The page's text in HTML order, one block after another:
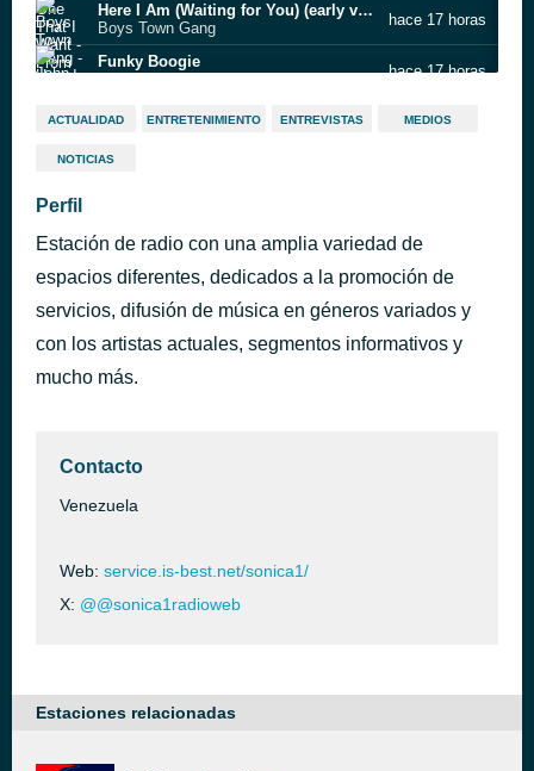
Here I Am (Waiting for You) (early version)
Boys Town Gang
hace 17 horas
Funky Boogie
hace 17 horas
Make Up Your Mind
hace 17 horas
dj angel
City Lights
William Pitt
hace 17 horas
ACTUALIDAD ENTRETENIMIENTO ENTREVISTAS MEDIOS
NOTICIAS
Perfil
Estación de radio con una amplia variedad de
espacios diferentes, dedicados a la promoción de
servicios, difusión de música en géneros variados y
con los artistas actuales, segmentos informativos y
mucho más.
Contacto
Venezuela
Web: service.is-best.net/sonica1/
X: @@sonica1radioweb
Estaciones relacionadas